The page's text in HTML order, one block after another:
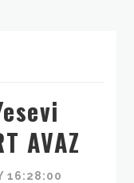
AVAZ
16:28:00